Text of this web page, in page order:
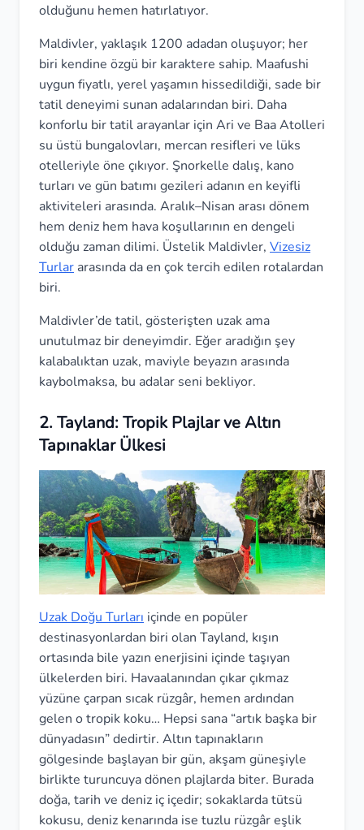
olduğunu hemen hatırlatıyor.
Maldivler, yaklaşık 1200 adadan oluşuyor; her
biri kendine özgü bir karaktere sahip. Maafushi
uygun fiyatlı, yerel yaşamın hissedildiği, sade bir
tatil deneyimi sunan adalarından biri. Daha
konforlu bir tatil arayanlar için Ari ve Baa Atolleri
su üstü bungalovları, mercan resifleri ve lüks
otelleriyle öne çıkıyor. Şnorkelle dalış, kano
turları ve gün batımı gezileri adanın en keyifli
aktiviteleri arasında. Aralık–Nisan arası dönem
hem deniz hem hava koşullarının en dengeli
olduğu zaman dilimi. Üstelik Maldivler, Vizesiz
Turlar arasında da en çok tercih edilen rotalardan
biri.
Maldivler’de tatil, gösterişten uzak ama
unutulmaz bir deneyimdir. Eğer aradığın şey
kalabalıktan uzak, maviyle beyazın arasında
kaybolmaksa, bu adalar seni bekliyor.
2. Tayland: Tropik Plajlar ve Altın
Tapınaklar Ülkesi
Uzak Doğu Turları içinde en popüler
destinasyonlardan biri olan Tayland, kışın
ortasında bile yazın enerjisini içinde taşıyan
ülkelerden biri. Havaalanından çıkar çıkmaz
yüzüne çarpan sıcak rüzgâr, hemen ardından
gelen o tropik koku… Hepsi sana “artık başka bir
dünyadasın” dedirtir. Altın tapınakların
gölgesinde başlayan bir gün, akşam güneşiyle
birlikte turuncuya dönen plajlarda biter. Burada
doğa, tarih ve deniz iç içedir; sokaklarda tütsü
kokusu, deniz kenarında ise tuzlu rüzgâr eşlik